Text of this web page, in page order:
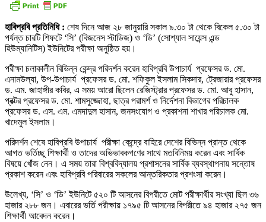
হাবিপ্রবি প্রতিনিধি : শেষ দিনে আজ ২৮ জানুয়ারি সকাল ৯.৩০ টা থেকে বিকেল ৫.৩০ টা
পর্যন্ত চারটি শিফটে ‘সি’ (বিজনেস স্টাডিজ) ও ‘ডি’ (সোশ্যাল সায়েন্স এন্ড
হিউম্যানিটিস) ইউনিটের পরীক্ষা অনুষ্ঠিত হয়।
পরীক্ষা চলাকালীন বিভিন্ন কেন্দ্র পরিদর্শন করেন হাবিপ্রবি উপাচার্য প্রফেসর ড. মো.
এনামউল্যা, উপ-উপাচার্য প্রফেসর ড. মো. শফিকুল ইসলাম সিকদার, ট্রেজারার প্রফেসর
ড. এম. জাহাঙ্গীর কবির, এ সময় আরো ছিলেন রেজিস্ট্রার প্রফেসর ড. মো. আবু হাসান,
প্রক্টর প্রফেসর ড. মো. শামসুজ্জোহা, ছাত্র পরামর্শ ও নির্দেশনা বিভাগের পরিচালক
প্রফেসর ড. এস. এম. এমদাদুল হাসান, জনসংযোগ ও প্রকাশনা শাখার পরিচালক মো.
খাদেমুল ইসলাম।
পরিদর্শন শেষে হাবিপ্রবি উপাচার্য পরীক্ষা কেন্দ্রে বাহিরে দেশের বিভিন্ন প্রান্ত থেকে
আগত ভর্তিচ্ছু শিক্ষার্থী ও তাদের অভিভাবকগণের সাথে মতবিনিময় করেন এবং সার্বিক
বিষয়ে খোঁজ নেন। এ সময় তারা বিশ্ববিদ্যালয় প্রশাসনের সার্বিক ব্যবস্থাপনায় সন্তোষ
প্রকাশ করেন এবং হাবিপ্রবি পরিবারের সকলের আন্তরিকতার প্রশংসা করেন।
উলে­খ্য, ‘সি’ ও ‘ডি’ ইউনিটে ৫২০ টি আসনের বিপরীতে মোট পরীক্ষার্থীর সংখ্যা ছিল ৩৬
হাজার ২৮৮ জন। এবারের ভর্তি পরীক্ষায় ১৭৯৫ টি আসনের বিপরীতে ৯৪ হাজার ২৭৫ জন
শিক্ষার্থী আবেদন করেন।